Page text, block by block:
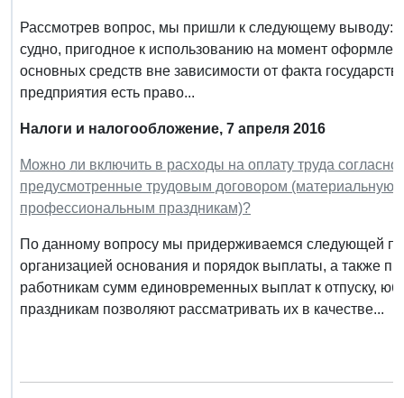
Рассмотрев вопрос, мы пришли к следующему выводу:
судно, пригодное к использованию на момент
основных средств вне зависимости от факта
предприятия есть право...
Налоги и налогообложение, 7 апреля 2016
Можно ли включить в расходы на оплату труда
предусмотренные трудовым договором (материальную
профессиональным праздникам)?
По данному вопросу мы придерживаемся следующей
организацией основания и порядок выплаты, а также
работникам сумм единовременных выплат к отпуску,
праздникам позволяют рассматривать их в качестве...